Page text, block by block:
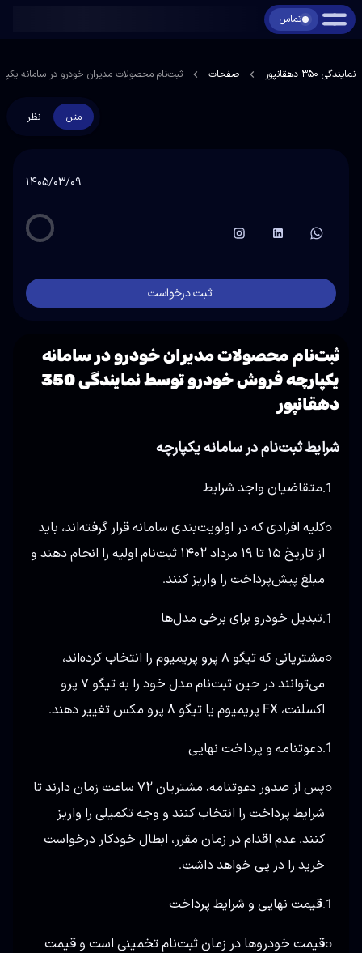
تماس
نمایندگی 350 دهقانپور صفحات ثبت‌نام محصولات مدیران خودرو در سامانه یکپارچه
متن نظر
۱۴۰۵/۰۳/۰۹
ثبت درخواست
ثبت‌نام محصولات مدیران خودرو در سامانه
یکپارچه فروش خودرو توسط نمایندگی 350
دهقانپور
شرایط ثبت‌نام در سامانه یکپارچه
1. متقاضیان واجد شرایط
○کلیه افرادی که در اولویت‌بندی سامانه قرار گرفته‌اند، باید
از تاریخ ۱۵ تا ۱۹ مرداد ۱۴۰۲ ثبت‌نام اولیه را انجام دهند و
مبلغ پیش‌پرداخت را واریز کنند.
1. تبدیل خودرو برای برخی مدل‌ها
○
مشتریانی که تیگو ۸ پرو پریمیوم را انتخاب کرده‌اند،
می‌توانند در حین ثبت‌نام مدل خود را به تیگو ۷ پرو
اکسلنت، FX پریمیوم یا تیگو ۸ پرو مکس تغییر دهند.
1. دعوتنامه و پرداخت نهایی
○
پس از صدور دعوتنامه، مشتریان ۷۲ ساعت زمان دارند تا
شرایط پرداخت را انتخاب کنند و وجه تکمیلی را واریز
کنند. عدم اقدام در زمان مقرر، ابطال خودکار درخواست
خرید را در پی خواهد داشت.
1. قیمت نهایی و شرایط پرداخت
○قیمت خودروها در زمان ثبت‌نام تخمینی است و قیمت